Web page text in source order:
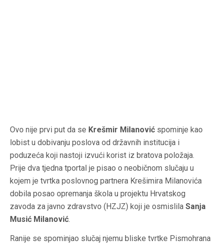
Ovo nije prvi put da se Krešmir Milanović spominje kao
lobist u dobivanju poslova od državnih institucija i
poduzeća koji nastoji izvući korist iz bratova položaja.
Prije dva tjedna tportal je pisao o neobičnom slučaju u
kojem je tvrtka poslovnog partnera Krešimira Milanovića
dobila posao opremanja škola u projektu Hrvatskog
zavoda za javno zdravstvo (HZJZ) koji je osmislila Sanja
Musić Milanović.
Ranije se spominjao slučaj njemu bliske tvrtke Pismohrana